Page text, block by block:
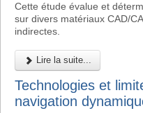
Cette étude évalue et
sur divers matériaux CAD/
indirectes.
Lire la suite...
Technologies et
navigation